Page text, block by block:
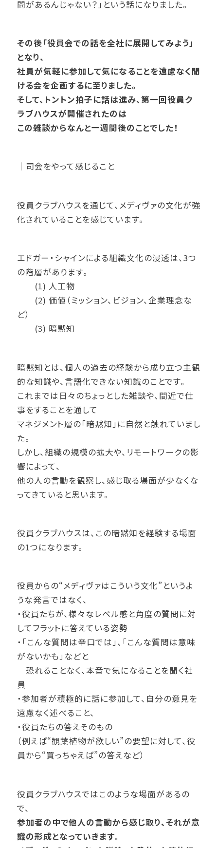
問があるんじゃない？」という話になりました。
その後「役員会での話を全社に展開してみよう」
となり、
社員が気軽に参加して気になることを遠慮なく聞
ける会を企画するに至りました。
そして、トントン拍子に話は進み、第一回役員ク
ラブハウスが開催されたのは
この雑談からなんと一週間後のことでした！
｜司会をやって感じること
役員クラブハウスを通じて、メディヴァの文化が強
化されていることを感じています。
エドガー・シャインによる組織文化の浸透は、3つ
の階層があります。
(1) 人工物
(2) 価値（ミッション、ビジョン、企業理念な
ど）
(3) 暗黙知
暗黙知とは、個人の過去の経験から成り立つ主観
的な知識や、言語化できない知識のことです。
これまでは日々のちょっとした雑談や、間近で仕
事をすることを通して
マネジメント層の「暗黙知」に自然と触れていまし
た。
しかし、組織の規模の拡大や、リモートワークの影
響によって、
他の人の言動を観察し、感じ取る場面が少なくな
ってきていると思います。
役員クラブハウスは、この暗黙知を経験する場面
の1つになります。
役員からの“メディヴァはこういう文化”というよ
うな発言ではなく、
・役員たちが、様々なレベル感と角度の質問に対
してフラットに答えている姿勢
・「こんな質問は辛口では」、「こんな質問は意味
がないかも」などと
恐れることなく、本音で気になることを聞く社
員
・参加者が積極的に話に参加して、自分の意見を
遠慮なく述べること、
・役員たちの答えそのもの
（例えば“観葉植物が欲しい”の要望に対して、役
員から“買っちゃえば”の答えなど）
役員クラブハウスではこのような場面があるの
で、
参加者の中で他人の言動から感じ取り、それが意
識の形成となっていきます。